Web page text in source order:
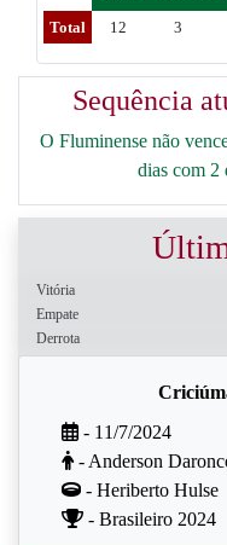
Total 12 3
Sequência
O Fluminense não
dias com 2
Vitória
Empate
Derrota
- 11/7/2024
- Anderson
- Heriberto Hulse
- Brasileiro 2024